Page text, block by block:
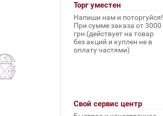
Торг уместен
Напиши нам и поторгуйся!
При сумме заказа от 3000
грн (действует на товар
без акций и куплен не в
оплату частями)
Свой сервис центр